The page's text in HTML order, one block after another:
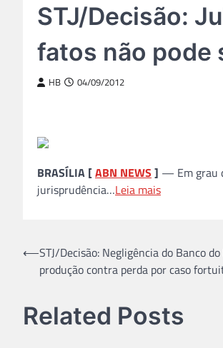
STJ/Decisão:
fatos não pode
HB 04/09/2012
BRASÍLIA [ABN NEWS ] — Em grau
jurisprudência…Leia mais
Navegação
⟵STJ/Decisão: Negligência do Banco
produção contra perda por caso
Related Posts